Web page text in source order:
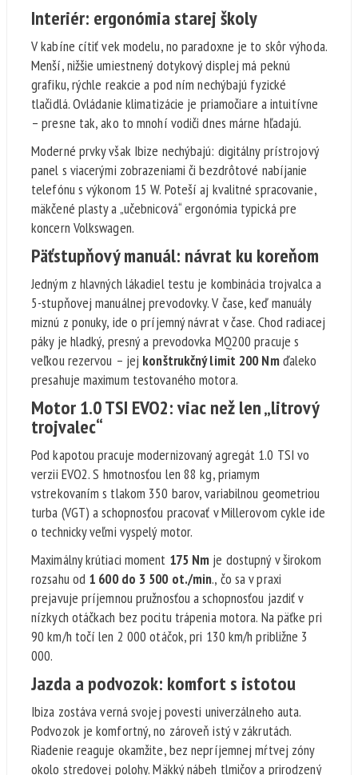
Interiér: ergonómia starej školy
V kabíne cítiť vek modelu, no paradoxne je to skôr výhoda.
Menší, nižšie umiestnený dotykový displej má peknú
grafiku, rýchle reakcie a pod ním nechýbajú fyzické
tlačidlá. Ovládanie klimatizácie je priamočiare a intuitívne
– presne tak, ako to mnohí vodiči dnes márne hľadajú.
Moderné prvky však Ibize nechýbajú: digitálny prístrojový
panel s viacerými zobrazeniami či bezdrôtové nabíjanie
telefónu s výkonom 15 W. Poteší aj kvalitné spracovanie,
mäkčené plasty a „učebnicová“ ergonómia typická pre
koncern Volkswagen.
Päťstupňový manuál: návrat ku koreňom
Jedným z hlavných lákadiel testu je kombinácia trojvalca a
5-stupňovej manuálnej prevodovky. V čase, keď manuály
miznú z ponuky, ide o príjemný návrat v čase. Chod radiacej
páky je hladký, presný a prevodovka MQ200 pracuje s
veľkou rezervou – jej konštrukčný limit 200 Nmďaleko
presahuje maximum testovaného motora.
Motor 1.0 TSI EVO2: viac než len „litrový
trojvalec“
Pod kapotou pracuje modernizovaný agregát 1.0 TSI vo
verzii EVO2. S hmotnosťou len 88 kg, priamym
vstrekovaním s tlakom 350 barov, variabilnou geometriou
turba (VGT) a schopnosťou pracovať v Millerovom cykle ide
o technicky veľmi vyspelý motor.
Maximálny krútiaci moment 175 Nm je dostupný v širokom
rozsahu od 1 600 do 3 500 ot./min., čo sa v praxi
prejavuje príjemnou pružnosťou a schopnosťou jazdiť v
nízkych otáčkach bez pocitu trápenia motora. Na päťke pri
90 km/h točí len 2 000 otáčok, pri 130 km/h približne 3
000.
Jazda a podvozok: komfort s istotou
Ibiza zostáva verná svojej povesti univerzálneho auta.
Podvozok je komfortný, no zároveň istý v zákrutách.
Riadenie reaguje okamžite, bez nepríjemnej mŕtvej zóny
okolo stredovej polohy. Mäkký nábeh tlmičov a prirodzený